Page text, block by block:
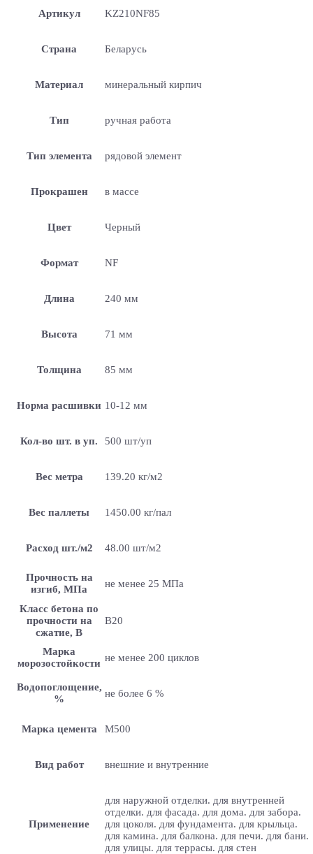
Артикул KZ210NF85
Страна Беларусь
Материал минеральный кирпич
Тип ручная работа
Тип элемента рядовой элемент
Прокрашен в массе
Цвет Черный
Формат NF
Длина 240 мм
Высота 71 мм
Толщина 85 мм
Норма расшивки 10-12 мм
Кол-во шт. в уп. 500 шт/уп
Вес метра 139.20 кг/м2
Вес паллеты 1450.00 кг/пал
Расход шт./м2 48.00 шт/м2
Прочность на
изгиб, МПа
не менее 25 МПа
Класс бетона по
прочности на
сжатие, В
B20
Марка
морозостойкости не менее 200 циклов
Водопоглощение,
%
не более 6 %
Марка цемента M500
Вид работ внешние и внутренние
Применение
для наружной отделки. для внутренней
отделки. для фасада. для дома. для забора.
для цоколя. для фундамента. для крыльца.
для камина. для балкона. для печи. для бани.
для улицы. для террасы. для стен